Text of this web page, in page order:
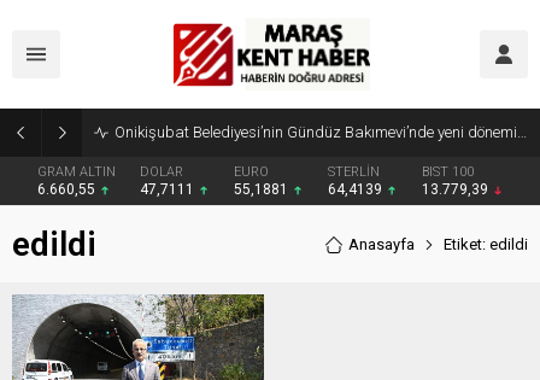
Onikişubat Belediyesi’nin Gündüz Bakımevi’nde yeni dönemin ön kayıtları başladı
GRAM ALTIN
6.660,55
DOLAR
47,7111
EURO
55,1881
STERLİN
64,4139
BIST 100
13.779,39
edildi Anasayfa Etiket: edildi